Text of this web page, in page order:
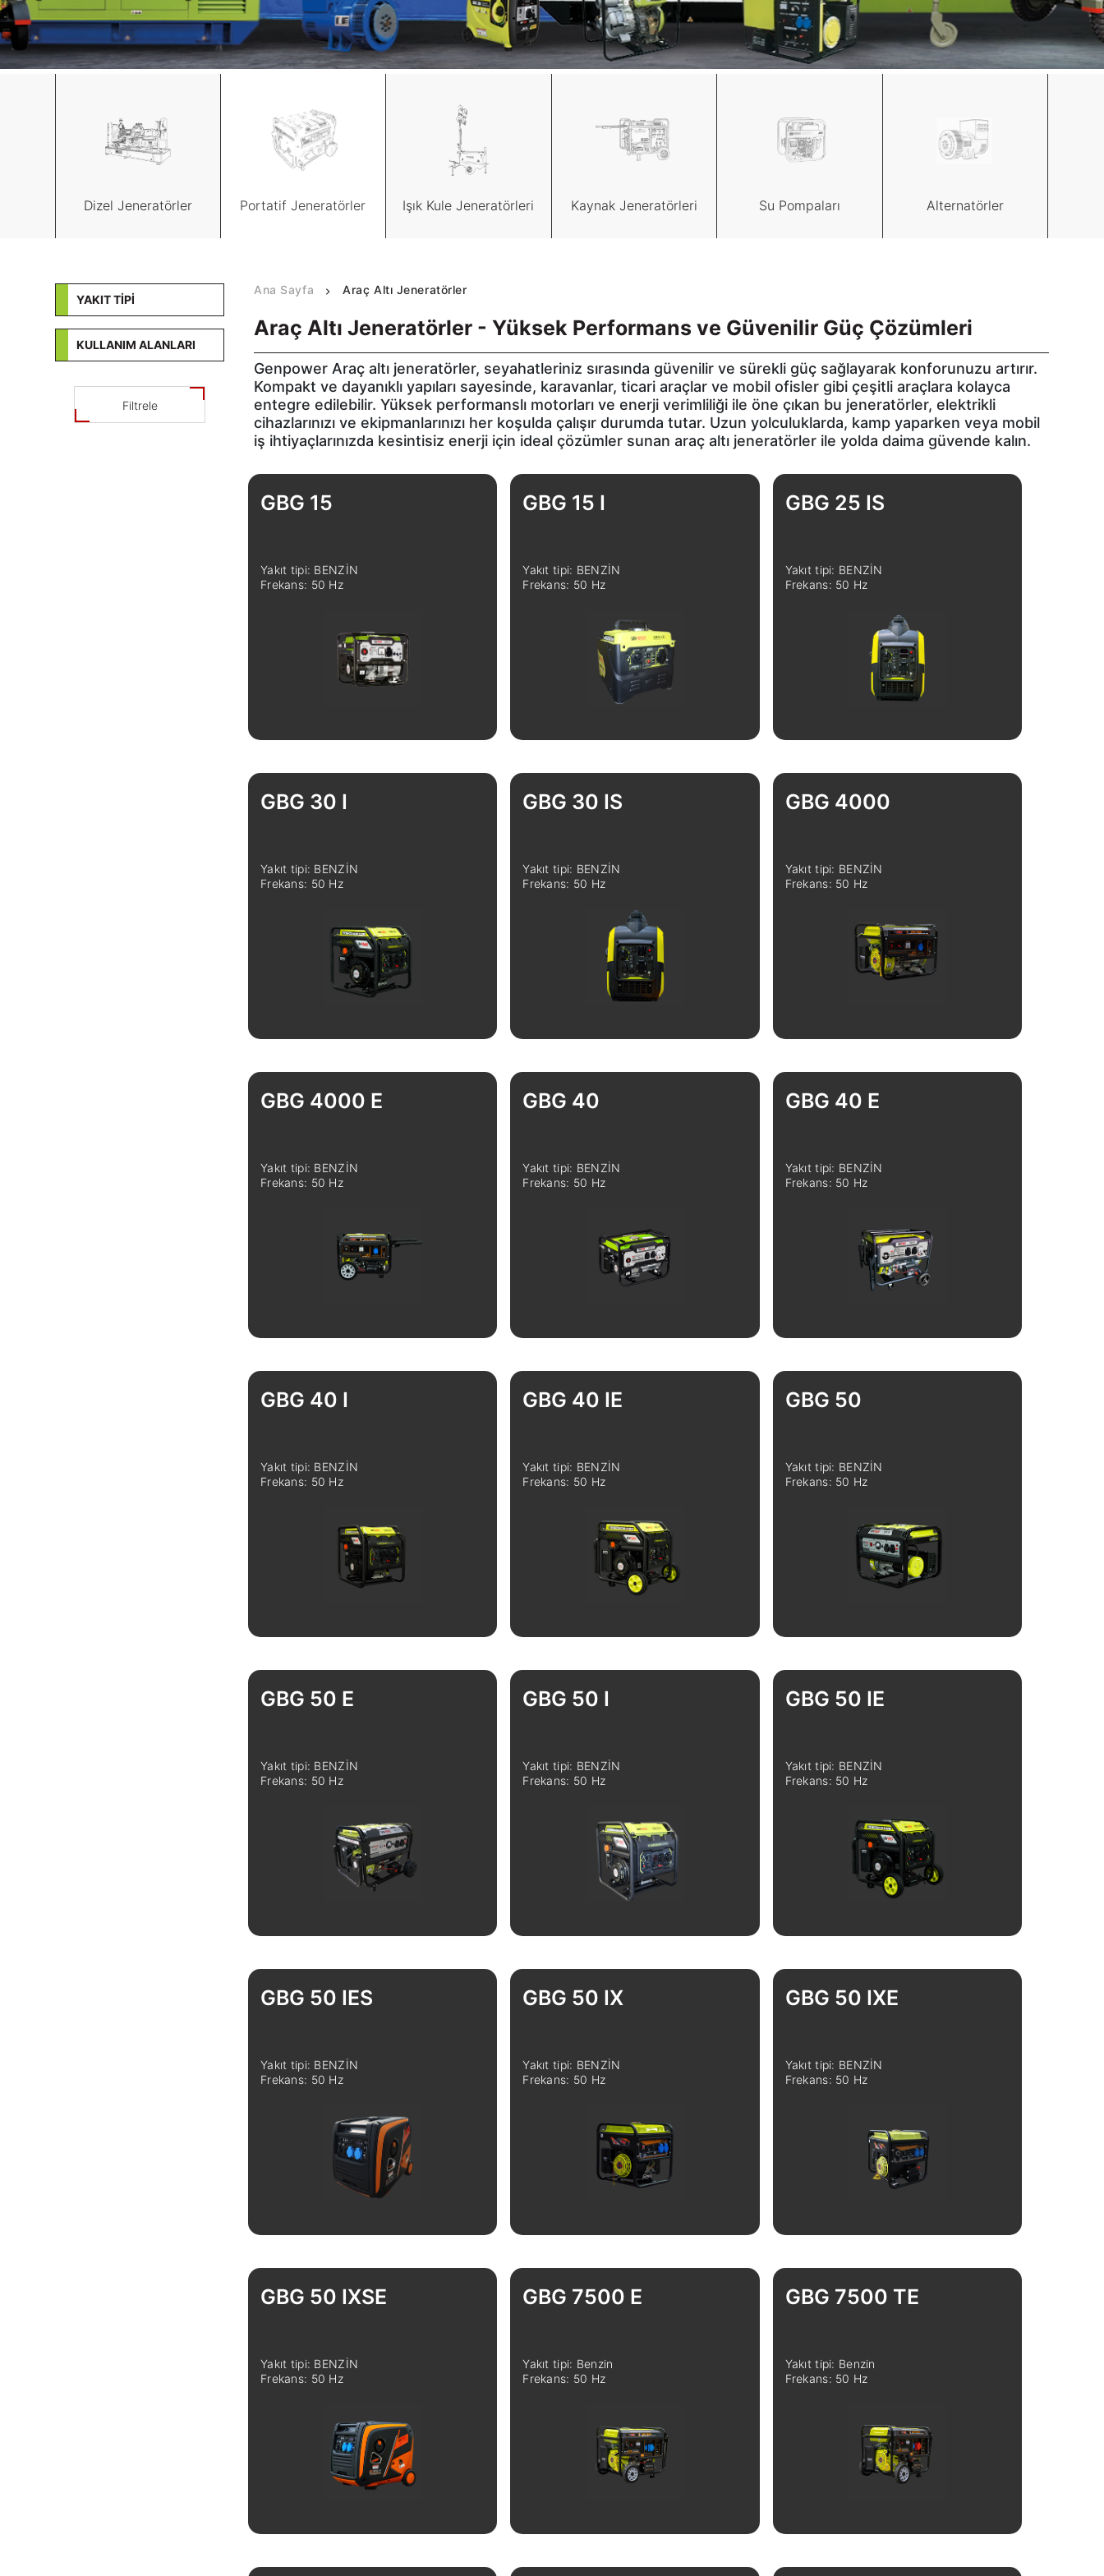
Kalite Belgeleri
Teknik Dokümanlar
Dizel Jeneratörler Portatif Jeneratörler Işık Kule Jeneratörleri Kaynak Jeneratörleri Su Pompaları Alternatörler
YAKIT TİPİ
DİZEL
KULLANIM ALANLARI
Ev Tipi Jeneratörler
Filtrele
Ana Sayfa Araç Altı Jeneratörler
Araç Altı Jeneratörler - Yüksek Performans ve Güvenilir Güç Çözümleri
Genpower Araç altı jeneratörler, seyahatleriniz sırasında güvenilir ve sürekli güç sağlayarak konforunuzu artırır.
Kompakt ve dayanıklı yapıları sayesinde, karavanlar, ticari araçlar ve mobil ofisler gibi çeşitli araçlara kolayca
entegre edilebilir. Yüksek performanslı motorları ve enerji verimliliği ile öne çıkan bu jeneratörler, elektrikli
cihazlarınızı ve ekipmanlarınızı her koşulda çalışır durumda tutar. Uzun yolculuklarda, kamp yaparken veya mobil
iş ihtiyaçlarınızda kesintisiz enerji için ideal çözümler sunan araç altı jeneratörler ile yolda daima güvende kalın.
GBG 15
Yakıt tipi: BENZİN
Frekans: 50 Hz
GBG 15 I
Yakıt tipi: BENZİN
Frekans: 50 Hz
GBG 25 IS
Yakıt tipi: BENZİN
Frekans: 50 Hz
GBG 30 I
Yakıt tipi: BENZİN
Frekans: 50 Hz
GBG 30 IS
Yakıt tipi: BENZİN
Frekans: 50 Hz
GBG 4000
Yakıt tipi: BENZİN
Frekans: 50 Hz
GBG 4000 E
Yakıt tipi: BENZİN
Frekans: 50 Hz
GBG 40
Yakıt tipi: BENZİN
Frekans: 50 Hz
GBG 40 E
Yakıt tipi: BENZİN
Frekans: 50 Hz
GBG 40 I
Yakıt tipi: BENZİN
Frekans: 50 Hz
GBG 40 IE
Yakıt tipi: BENZİN
Frekans: 50 Hz
GBG 50
Yakıt tipi: BENZİN
Frekans: 50 Hz
GBG 50 E
Yakıt tipi: BENZİN
Frekans: 50 Hz
GBG 50 I
Yakıt tipi: BENZİN
Frekans: 50 Hz
GBG 50 IE
Yakıt tipi: BENZİN
Frekans: 50 Hz
GBG 50 IES
Yakıt tipi: BENZİN
Frekans: 50 Hz
GBG 50 IX
Yakıt tipi: BENZİN
Frekans: 50 Hz
GBG 50 IXE
Yakıt tipi: BENZİN
Frekans: 50 Hz
GBG 50 IXSE
Yakıt tipi: BENZİN
Frekans: 50 Hz
GBG 7500 E
Yakıt tipi: Benzin
Frekans: 50 Hz
GBG 7500 TE
Yakıt tipi: Benzin
Frekans: 50 Hz